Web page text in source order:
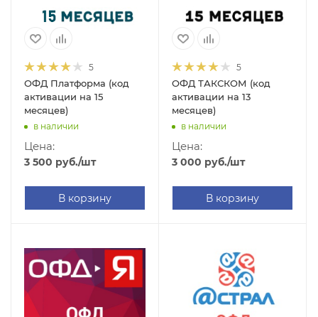
5
ОФД Платформа (код
активации на 15
месяцев)
в наличии
Цена:
3 500 руб./шт
В корзину
5
ОФД ТАКСКОМ (код
активации на 13
месяцев)
в наличии
Цена:
3 000 руб./шт
В корзину